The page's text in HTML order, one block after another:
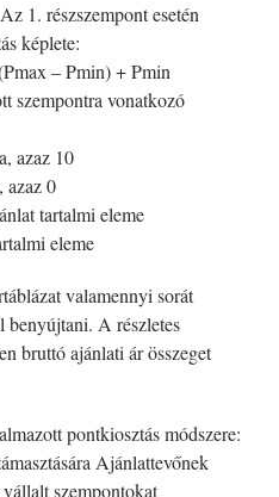
1. részszempont esetén
képlete:
– Pmin) + Pmin
szempontra vonatkozó
azaz 10
azaz 0
tartalmi eleme
eleme
valamennyi sorát
benyújtani. A részletes
bruttó ajánlati ár összeget
pontkiosztás módszere:
Ajánlattevőnek
szempontokat